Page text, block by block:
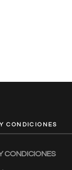
CONDICIONES
CONDICIONES